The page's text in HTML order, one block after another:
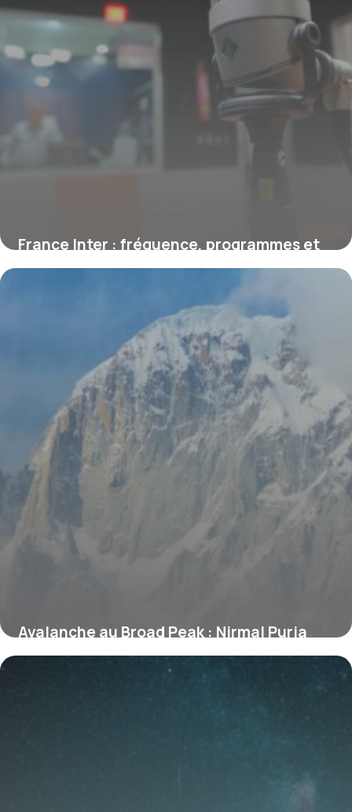
France Inter : fréquence, programmes et
audiences, le guide complet
Avalanche au Broad Peak : Nirmal Purja
parmi les 10 alpinistes disparus, ce que